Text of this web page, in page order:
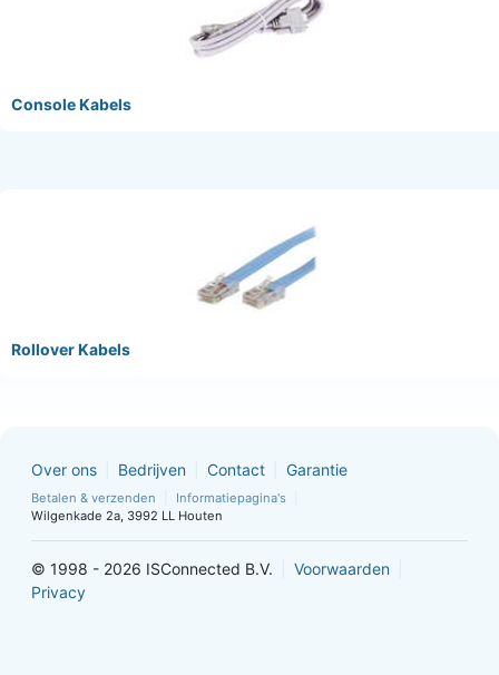
Console Kabels
Rollover Kabels
Over ons Bedrijven Contact Garantie
Betalen & verzenden
Informatiepagina's
Wilgenkade 2a, 3992 LL Houten
© 1998 - 2026 ISConnected B.V.
Voorwaarden
Privacy